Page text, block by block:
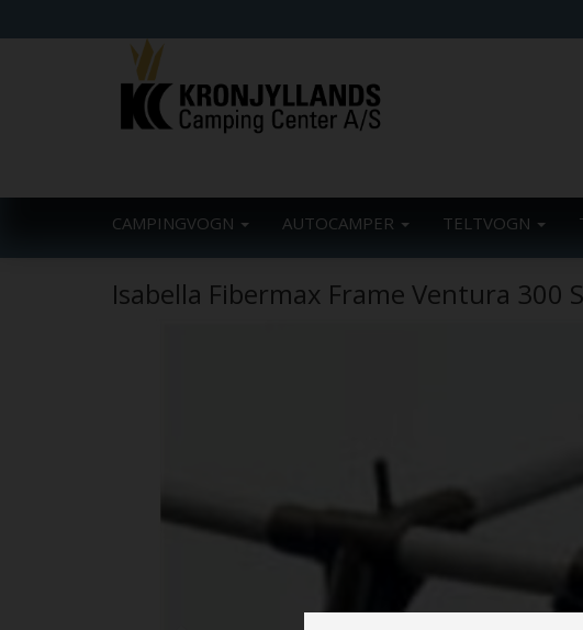
CAMPINGVOGN AUTOCAMPER TELTVOGN
Isabella Fibermax Frame Ventura 300